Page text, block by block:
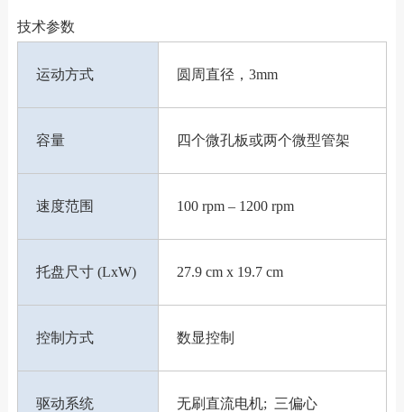
技术参数
运动方式 圆周直径，3mm
容量 四个微孔板或两个微型管架
速度范围 100 rpm – 1200 rpm
托盘尺寸 (LxW) 27.9 cm x 19.7 cm
控制方式 数显控制
驱动系统 无刷直流电机; 三偏心